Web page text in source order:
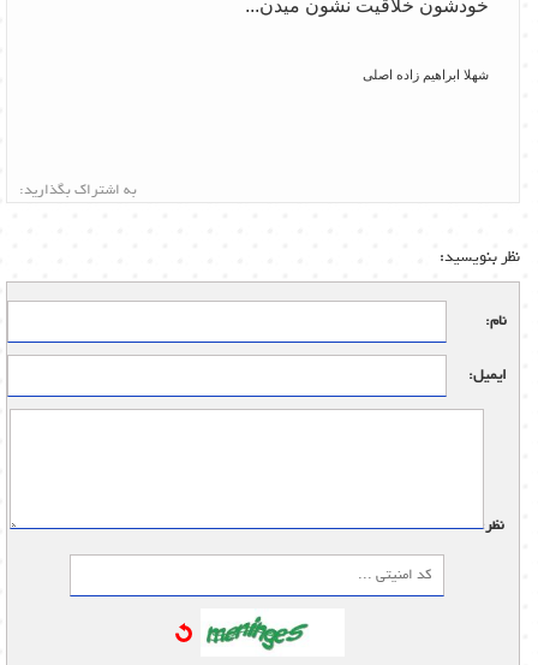
خودشون خلاقیت نشون میدن...
شهلا ابراهیم زاده اصلی
به اشتراک بگذارید:
نظر بنویسید:
نام:
ایمیل:
نظر: